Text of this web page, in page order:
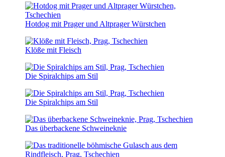
Hotdog mit Prager und Altprager Würstchen
Klöße mit Fleisch
Die Spiralchips am Stil
Die Spiralchips am Stil
Das überbackene Schweineknie